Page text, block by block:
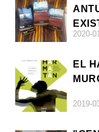
2020-
EL
2019-